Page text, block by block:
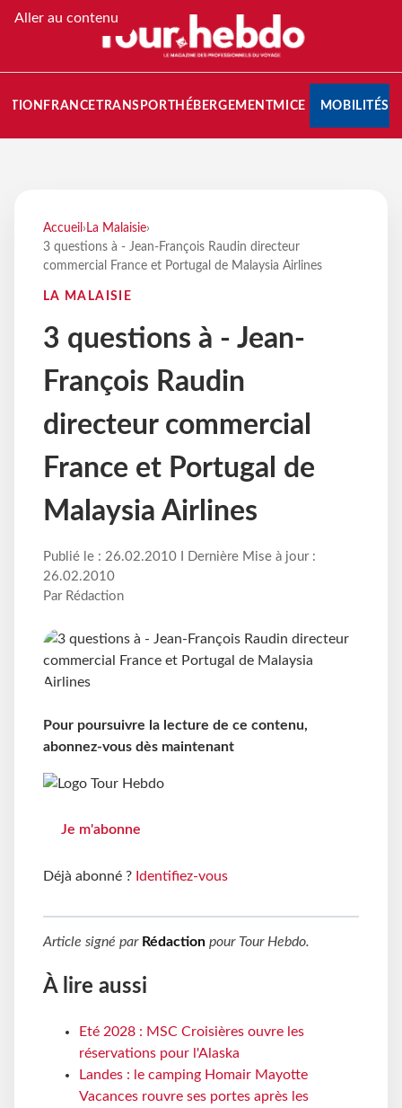
Aller au contenu
FRANCETRANSPORT HÉBERGEMENTMICE MOBILITÉS
Accueil › La Malaisie›
3 questions à - Jean-François Raudin directeur
commercial France et Portugal de Malaysia Airlines
LA MALAISIE
3 questions à - Jean-
François Raudin
directeur commercial
France et Portugal de
Malaysia Airlines
Publié le : 26.02.2010 I Dernière Mise à jour :
26.02.2010
Par Rédaction
Pour poursuivre la lecture de ce contenu,
abonnez-vous dès maintenant
Je m'abonne
Déjà abonné ? Identifiez-vous
Article signé par Rédaction pour Tour Hebdo.
À lire aussi
Eté 2028 : MSC Croisières ouvre les
réservations pour l'Alaska
Landes : le camping Homair Mayotte
Vacances rouvre ses portes après les